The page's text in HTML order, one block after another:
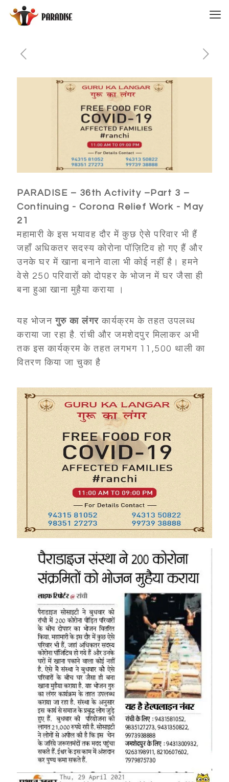
PARADISE – 36th Activity –Part 3 –
Continuing - Corona Relief Work - May
21
महामारी के इस भयावह दौर में कुछ ऐसे परिवार भी हैं
जहाँ अधिकतर सदस्य कोरोना पॉज़िटिव हो गए हैं और
उनके घर में खाना बनाने वाला भी कोई नहीं है। हमने
वेसे 250 परिवारों को दोपहर के भोजन में घर जैसा ही
बना हुआ खाना मुहैया कराया ।
यह भोजनगुरु का लंगर कार्यक्रम के तहत उपलब्ध
कराया जा रहा है. रांची और जमशेदपुर मिलाकर अभी
तक इस कार्यक्रम के तहत लगभग 11,500 थाली का
वितरण किया जा चुका है